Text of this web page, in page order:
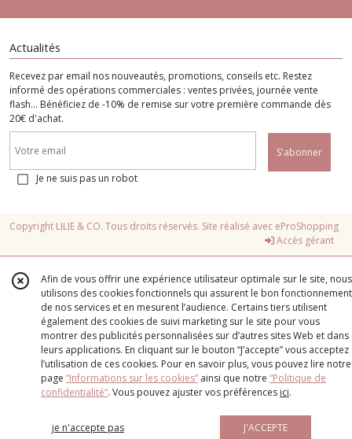
Actualités
Recevez par email nos nouveautés, promotions, conseils etc. Restez
informé des opérations commerciales : ventes privées, journée vente
flash... Bénéficiez de -10% de remise sur votre première commande dès
20€ d'achat.
S'abonner
Je ne suis pas un robot
Copyright LILIE & CO. Tous droits réservés. Site réalisé avec eProShopping
Accès gérant
Afin de vous offrir une expérience utilisateur optimale sur le site, nous
utilisons des cookies fonctionnels qui assurent le bon fonctionnement
de nos services et en mesurent l’audience. Certains tiers utilisent
également des cookies de suivi marketing sur le site pour vous
montrer des publicités personnalisées sur d’autres sites Web et dans
leurs applications. En cliquant sur le bouton “J’accepte” vous acceptez
l’utilisation de ces cookies. Pour en savoir plus, vous pouvez lire notre
page “Informations sur les cookies” ainsi que notre “Politique de
confidentialité“. Vous pouvez ajuster vos préférences ici.
je n'accepte pas J'ACCEPTE